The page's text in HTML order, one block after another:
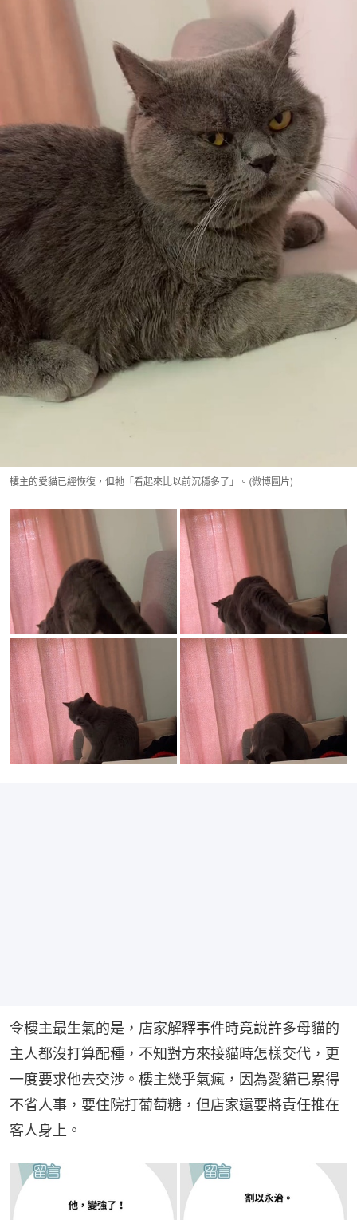
樓主的愛貓已經恢復，但牠「看起來比以前沉穩多了」。(微博圖片)
令樓主最生氣的是，店家解釋事件時竟說許多母貓的
主人都沒打算配種，不知對方來接貓時怎樣交代，更
一度要求他去交涉。樓主幾乎氣瘋，因為愛貓已累得
不省人事，要住院打葡萄糖，但店家還要將責任推在
客人身上。